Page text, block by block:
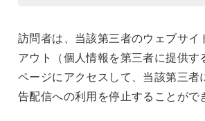
訪問者は、当該第三者のウェブサ
アウト（個人情報を第三者に提供
ページにアクセスして、当該第三
告配信への利用を停止することがで